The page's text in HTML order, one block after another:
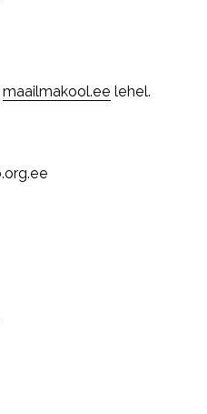
maailmakool.ee lehel.